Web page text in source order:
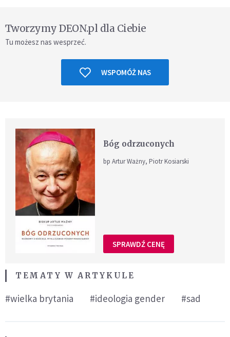
Tworzymy DEON.pl dla Ciebie
Tu możesz nas wesprzeć.
WSPOMÓŻ NAS
Bóg odrzuconych
bp Artur Ważny, Piotr Kosiarski
SPRAWDŹ CENĘ
TEMATY W ARTYKULE
#wielka brytania #ideologia gender #sad